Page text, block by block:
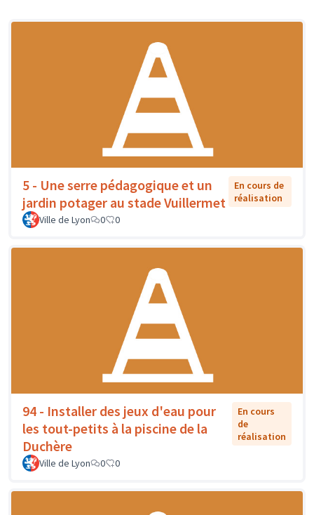
5 - Une serre pédagogique et un
jardin potager au stade Vuillermet
En cours de
réalisation
Ville de Lyon
0 0
94 - Installer des jeux d'eau pour
les tout-petits à la piscine de la
Duchère
En cours
de
réalisation
Ville de Lyon 0 0